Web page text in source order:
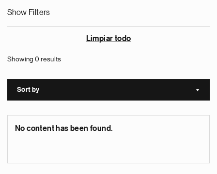
Show Filters
Limpiar todo
Showing 0 results
Sort by Sort
No content has been found.